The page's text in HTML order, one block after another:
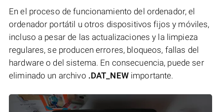
En el proceso de funcionamiento del ordenador, el
ordenador portátil u otros dispositivos fijos y móviles,
incluso a pesar de las actualizaciones y la limpieza
regulares, se producen errores, bloqueos, fallas del
hardware o del sistema. En consecuencia, puede ser
eliminado un archivo .DAT_NEWimportante.